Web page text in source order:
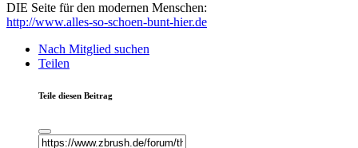
DIE Seite für den modernen Menschen:
http://www.alles-so-schoen-bunt-hier.de
Nach Mitglied suchen
Teilen
Teile diesen Beitrag